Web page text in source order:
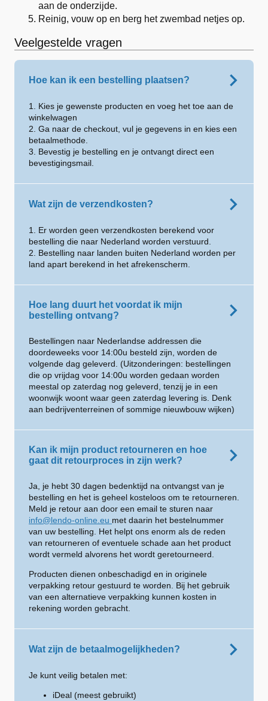
aan de onderzijde.
Reinig, vouw op en berg het zwembad netjes op.
Veelgestelde vragen
Hoe kan ik een bestelling plaatsen?
1. Kies je gewenste producten en voeg het toe aan de
winkelwagen
2. Ga naar de checkout, vul je gegevens in en kies een
betaalmethode.
3. Bevestig je bestelling en je ontvangt direct een
bevestigingsmail.
Wat zijn de verzendkosten?
1. Er worden geen verzendkosten berekend voor
bestelling die naar Nederland worden verstuurd.
2. Bestelling naar landen buiten Nederland worden per
land apart berekend in het afrekenscherm.
Hoe lang duurt het voordat ik mijn
bestelling ontvang?
Bestellingen naar Nederlandse addressen die
doordeweeks voor 14:00u besteld zijn, worden de
volgende dag geleverd. (Uitzonderingen: bestellingen
die op vrijdag voor 14:00u worden gedaan worden
meestal op zaterdag nog geleverd, tenzij je in een
woonwijk woont waar geen zaterdag levering is. Denk
aan bedrijventerreinen of sommige nieuwbouw wijken)
Kan ik mijn product retourneren en hoe
gaat dit retourproces in zijn werk?
Ja, je hebt 30 dagen bedenktijd na ontvangst van je
bestelling en het is geheel kosteloos om te retourneren.
Meld je retour aan door een email te sturen naar
info@lendo-online.eu met daarin het bestelnummer
van uw bestelling. Het helpt ons enorm als de reden
van retourneren of eventuele schade aan het product
wordt vermeld alvorens het wordt geretourneerd.
Producten dienen onbeschadigd en in originele
verpakking retour gestuurd te worden. Bij het gebruik
van een alternatieve verpakking kunnen kosten in
rekening worden gebracht.
Wat zijn de betaalmogelijkheden?
Je kunt veilig betalen met:
iDeal (meest gebruikt)